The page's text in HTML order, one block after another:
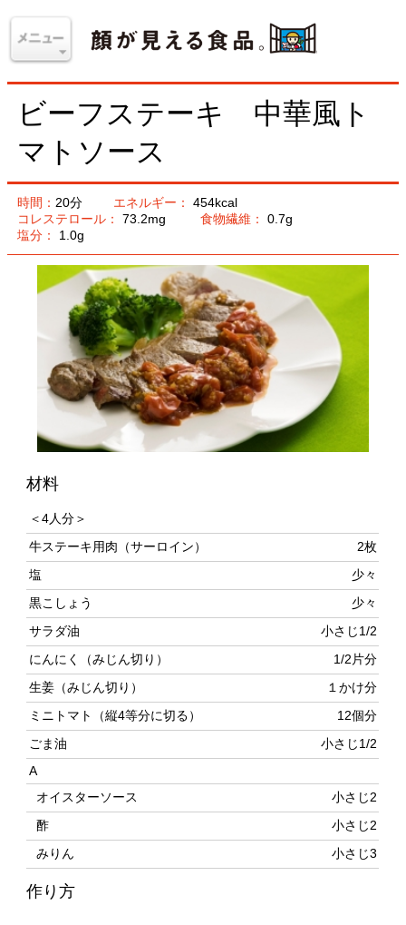
ビーフステーキ 中華風ト
マトソース
時間：20分 エネルギー：454kcal
コレステロール：
73.2mg
塩分：1.0g
材料
牛ステーキ用肉（サーロイン）
黒こしょう 少々
サラダ油 小さじ1/2
生姜（みじん切り）
ミニトマト（縦4等分に切る） 12個分
ごま油 小さじ1/2
A
オイスターソース
酢 小さじ2
みりん 小さじ3
作り方
つける。